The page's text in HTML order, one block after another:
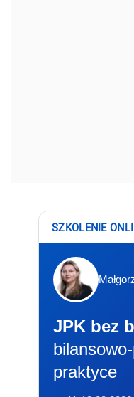
SZKOLENIE
JPK bez
praktyce